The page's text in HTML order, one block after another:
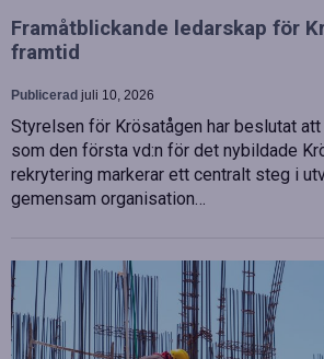
Framåtblickande ledarskap för
framtid
Publicerad juli 10, 2026
Styrelsen för Krösatågen har beslutat
som den första vd:n för det nybildade
rekrytering markerar ett centralt steg i
gemensam organisation…